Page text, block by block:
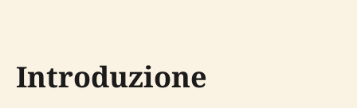
Introduzione